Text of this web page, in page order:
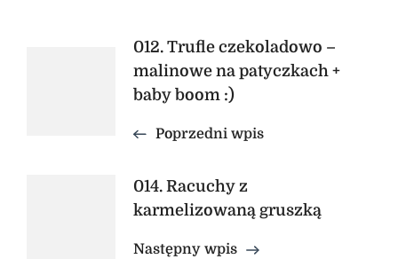
Nawigacja012. Trufle czekoladowo –
malinowe na patyczkach +
baby boom :)
Poprzedni wpis
014. Racuchy z
karmelizowaną gruszką
Następny wpis